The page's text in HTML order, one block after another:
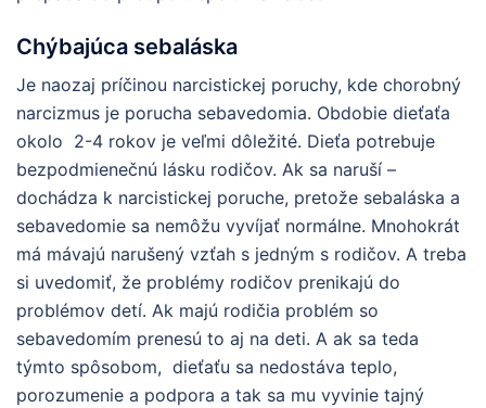
Chýbajúca sebaláska
Je naozaj príčinou narcistickej poruchy, kde chorobný
narcizmus je porucha sebavedomia. Obdobie dieťaťa
okolo 2-4 rokov je veľmi dôležité. Dieťa potrebuje
bezpodmienečnú lásku rodičov. Ak sa naruší –
dochádza k narcistickej poruche, pretože sebaláska a
sebavedomie sa nemôžu vyvíjať normálne. Mnohokrát
má mávajú narušený vzťah s jedným s rodičov. A treba
si uvedomiť, že problémy rodičov prenikajú do
problémov detí. Ak majú rodičia problém so
sebavedomím prenesú to aj na deti. A ak sa teda
týmto spôsobom, dieťaťu sa nedostáva teplo,
porozumenie a podpora a tak sa mu vyvinie tajný